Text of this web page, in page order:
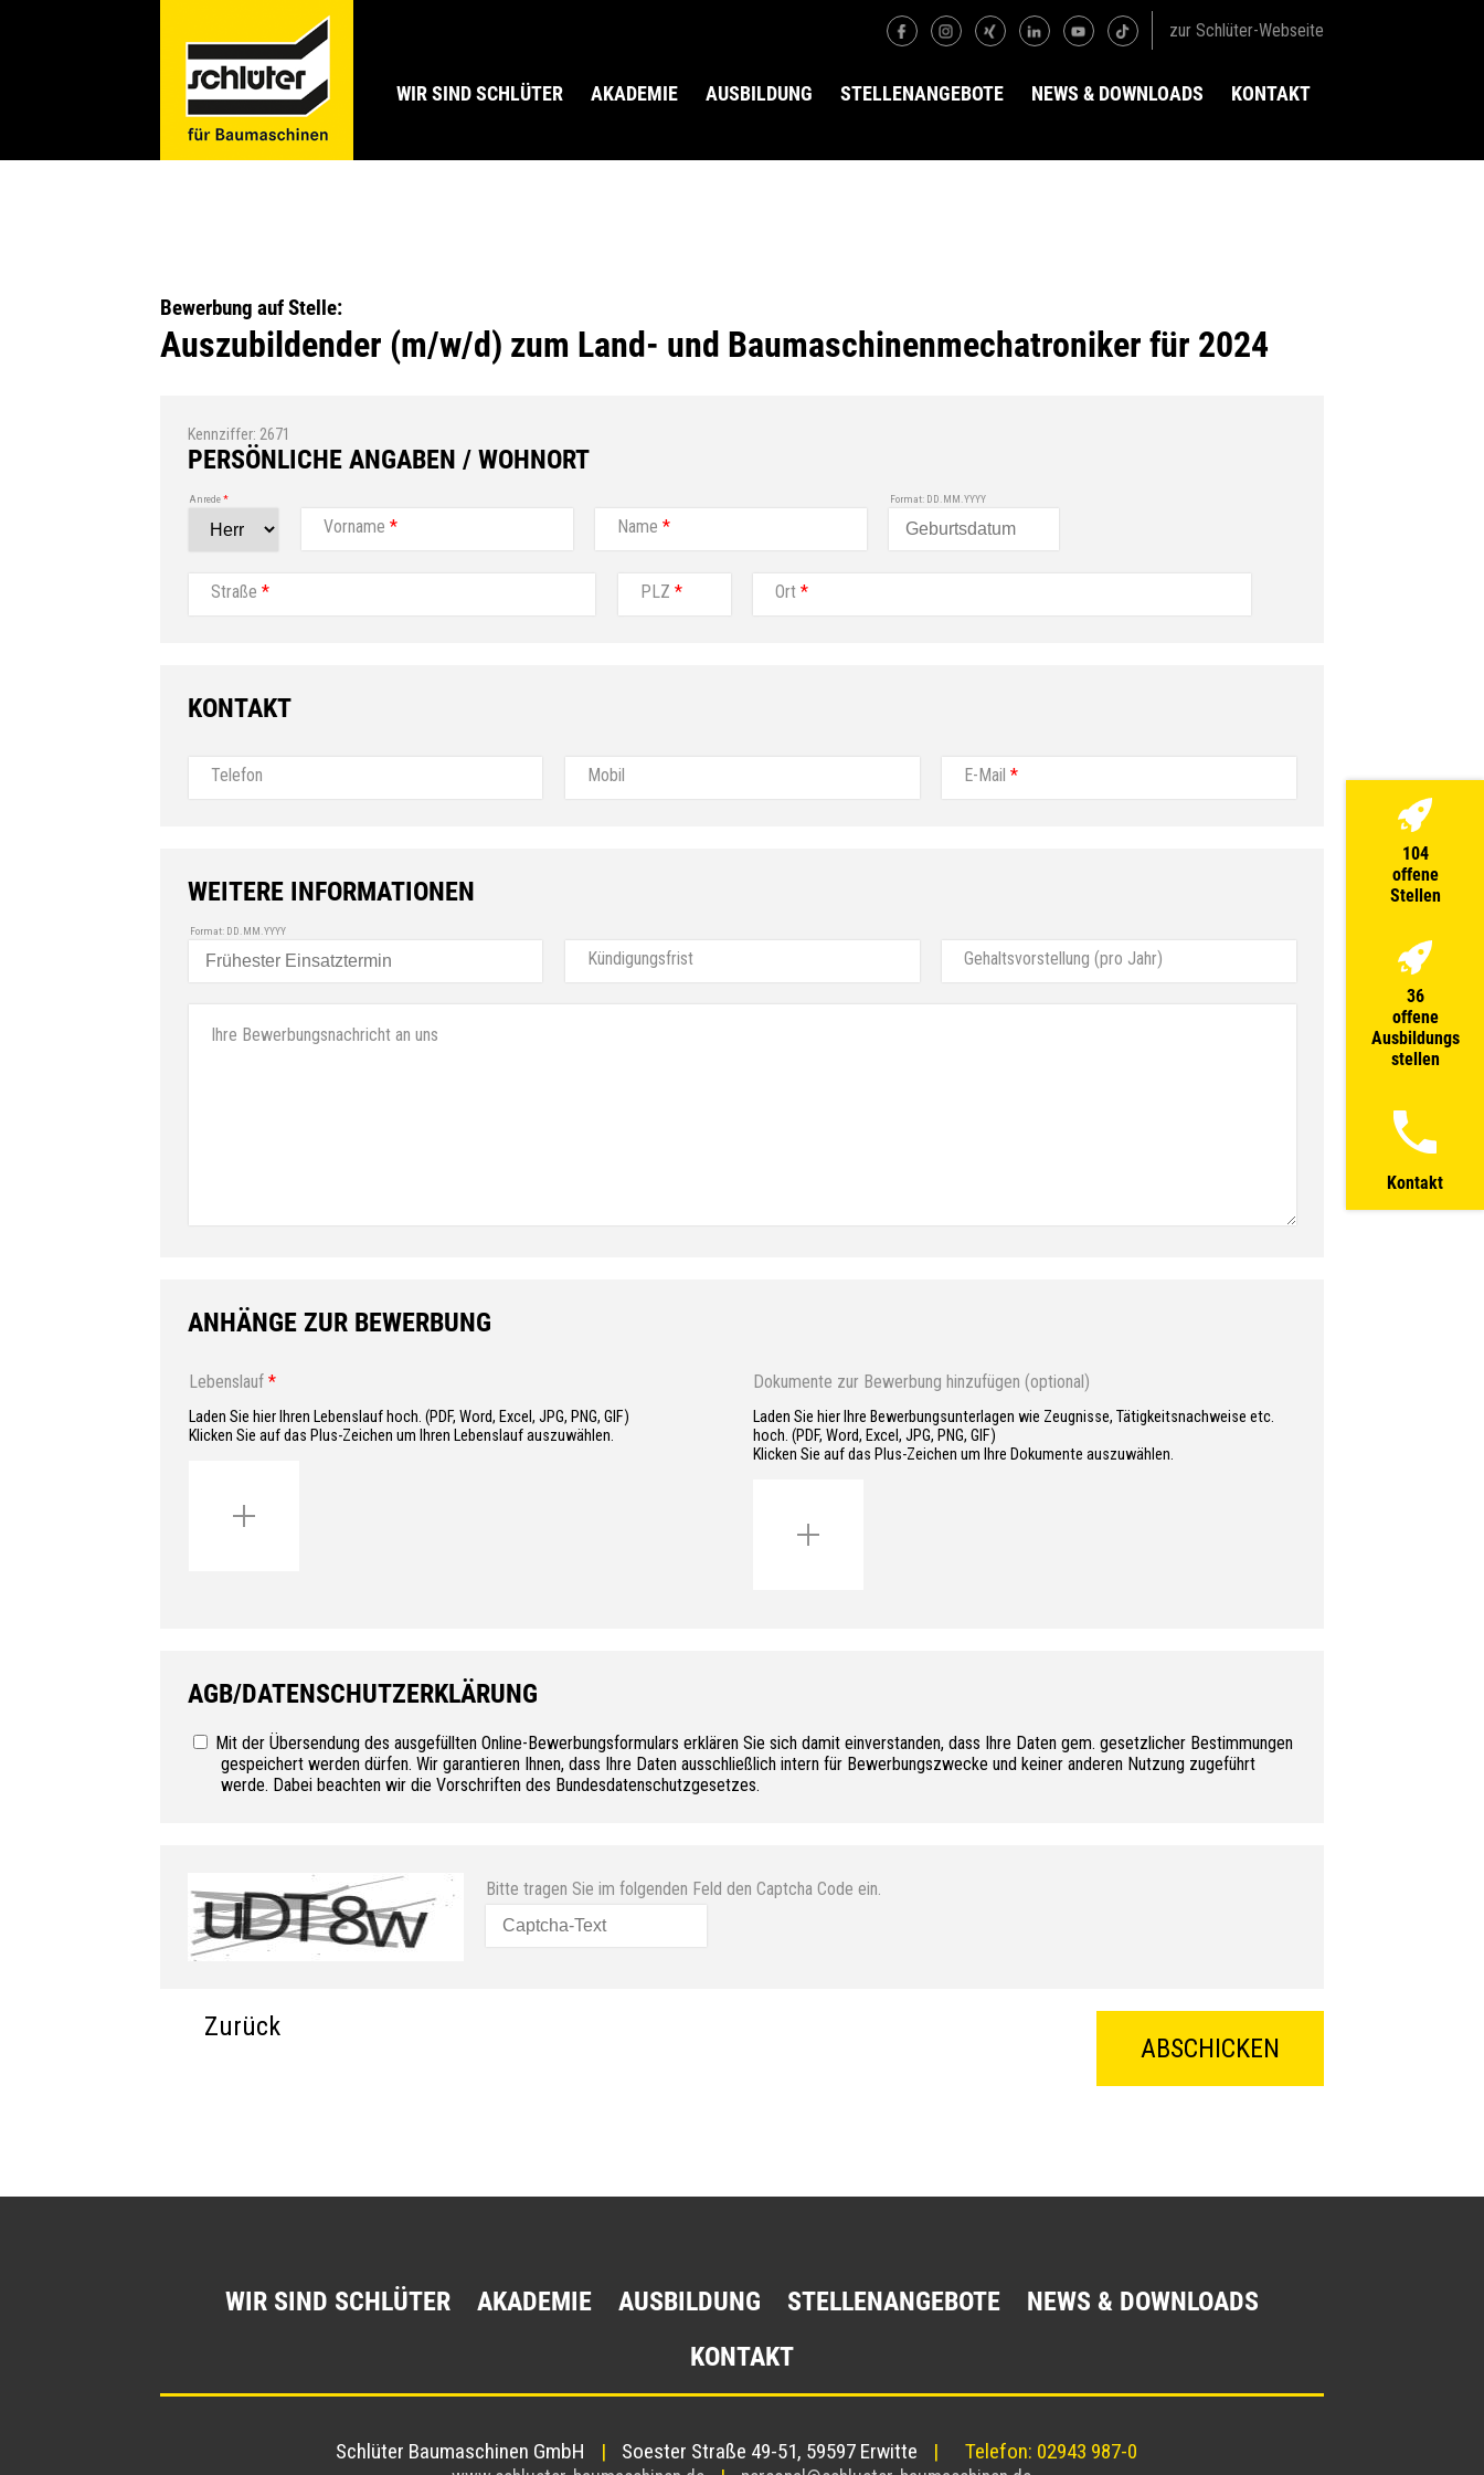
zur Schlüter-Webseite
WIR SIND SCHLÜTER AKADEMIE AUSBILDUNG STELLENANGEBOTE NEWS & DOWNLOADS KONTAKT
Bewerbung auf Stelle:
Auszubildender (m/w/d) zum Land- und Baumaschinenmechatroniker für 2024
Kennziffer: 2671
PERSÖNLICHE ANGABEN / WOHNORT
Anrede*
Vorname * Name*
Format: DD.MM.YYYY
Straße * PLZ * Ort*
KONTAKT
Telefon Mobil E-Mail*
WEITERE INFORMATIONEN
Format: DD.MM.YYYY
Kündigungsfrist Gehaltsvorstellung (pro Jahr)
Ihre Bewerbungsnachricht an uns
ANHÄNGE ZUR BEWERBUNG
Lebenslauf *
Laden Sie hier Ihren Lebenslauf hoch. (PDF, Word, Excel, JPG, PNG, GIF)
Klicken Sie auf das Plus-Zeichen um Ihren Lebenslauf auszuwählen.
Dokumente zur Bewerbung hinzufügen (optional)
Laden Sie hier Ihre Bewerbungsunterlagen wie Zeugnisse, Tätigkeitsnachweise etc.
hoch. (PDF, Word, Excel, JPG, PNG, GIF)
Klicken Sie auf das Plus-Zeichen um Ihre Dokumente auszuwählen.
AGB/DATENSCHUTZERKLÄRUNG
Mit der Übersendung des ausgefüllten Online-Bewerbungsformulars erklären Sie sich damit einverstanden, dass Ihre Daten gem. gesetzlicher Bestimmungen
gespeichert werden dürfen. Wir garantieren Ihnen, dass Ihre Daten ausschließlich intern für Bewerbungszwecke und keiner anderen Nutzung zugeführt
werde. Dabei beachten wir die Vorschriften des Bundesdatenschutzgesetzes.
Bitte tragen Sie im folgenden Feld den Captcha Code ein.
Zurück
WIR SIND SCHLÜTER AKADEMIE AUSBILDUNG STELLENANGEBOTE
NEWS & DOWNLOADS
KONTAKT
Schlüter Baumaschinen GmbH | Soester Straße 49-51, 59597 Erwitte | Telefon: 02943 987-0
104
offene
Stellen
36
offene
Ausbildungs
stellen
Kontakt